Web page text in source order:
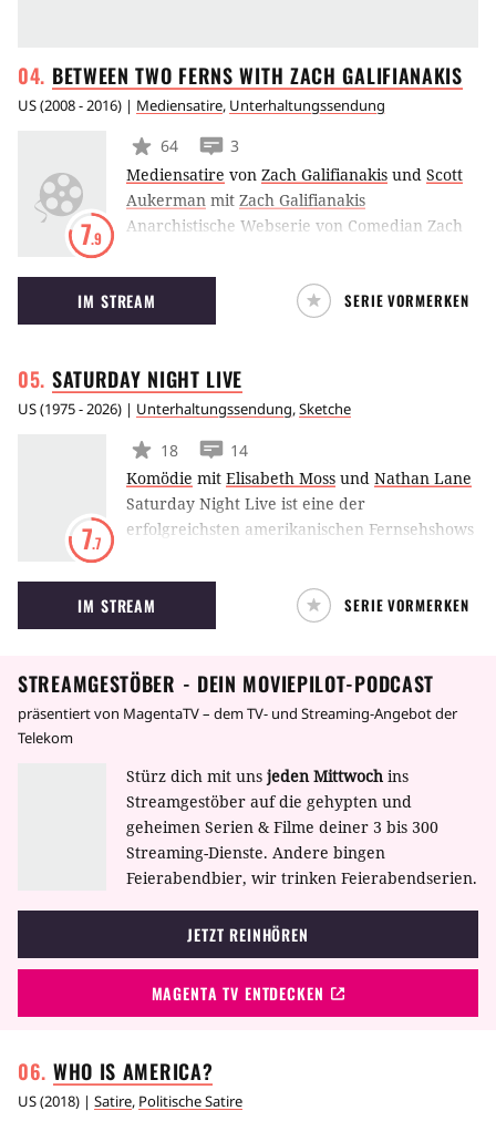
BETWEEN TWO FERNS WITH ZACHGALIFIANAKIS
US(2008 - 2016) | Mediensatire, Unterhaltungssendung
7.9
64
3
Mediensatire von Zach Galifianakis und Scott
Aukerman mit Zach Galifianakis
Anarchistische Webserie von Comedian Zach
regelmäßigen Abständen Interviews mit
Schauspielkollegen wie Bruce Willis, Natalie
Portman oder Steve Carell inszeniert.
IM STREAM SERIE VORMERKEN
SATURDAY NIGHT LIVE
US(1975 - 2026) | Unterhaltungssendung,Sketche
7.7
18
14
Komödie mit Elisabeth Moss und Nathan Lane
Saturday Night Live ist eine der
erfolgreichsten amerikanischen Fernsehshows
beheimatet. Die Show ist eine Mischung aus
Stand-Up-Comedy, musikalischen Einlagen und
Sketchen. Neben zahlreichen Stars, welche
die Show auch als Talentschmiede für
Nachwuchs-Komiker. Einige der Sketche
IM STREAM SERIE VORMERKEN
STREAMGESTÖBER - DEIN MOVIEPILOT-PODCAST
präsentiert von MagentaTV – dem TV- und Streaming-Angebot der
Telekom
Stürz dich mit uns jeden Mittwoch ins
Streamgestöber auf die gehypten und
geheimen Serien & Filme deiner 3 bis 300
Streaming-Dienste. Andere bingen
Feierabendbier, wir trinken Feierabendserien.
JETZT REINHÖREN
MAGENTA TV ENTDECKEN
WHO IS AMERICA?
US(2018) | Satire, Politische Satire